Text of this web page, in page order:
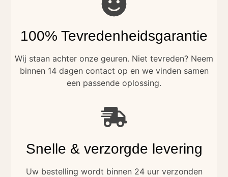
100% Tevredenheidsgarantie
Wij staan achter onze geuren. Niet tevreden? Neem
binnen 14 dagen contact op en we vinden samen
een passende oplossing.
Snelle & verzorgde levering
Uw bestelling wordt binnen 24 uur verzonden